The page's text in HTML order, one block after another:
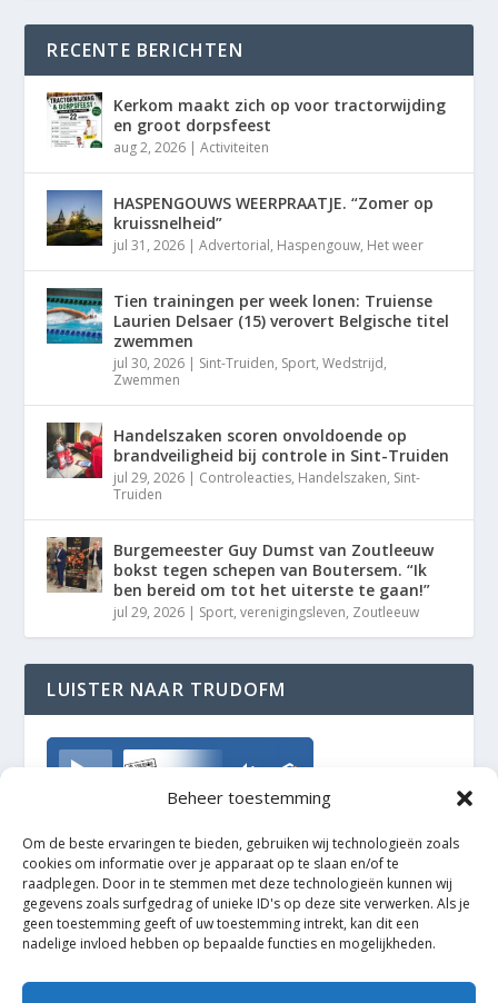
Beheer toestemming
Om de beste ervaringen te bieden, gebruiken wij technologieën zoals
cookies om informatie over je apparaat op te slaan en/of te
raadplegen. Door in te stemmen met deze technologieën kunnen wij
gegevens zoals surfgedrag of unieke ID's op deze site verwerken. Als je
geen toestemming geeft of uw toestemming intrekt, kan dit een
nadelige invloed hebben op bepaalde functies en mogelijkheden.
RECENTE BERICHTEN
Kerkom maakt zich op voor tractorwijding
en groot dorpsfeest
aug 2, 2026 |Activiteiten
HASPENGOUWS WEERPRAATJE. “Zomer op
kruissnelheid”
jul 31, 2026 |Advertorial, Haspengouw, Het weer
Tien trainingen per week lonen: Truiense
Laurien Delsaer (15) verovert Belgische titel
zwemmen
jul 30, 2026 | Sint-Truiden, Sport,Wedstrijd,
Zwemmen
Handelszaken scoren onvoldoende op
brandveiligheid bij controle in Sint-Truiden
jul 29, 2026 | Controleacties, Handelszaken, Sint-
Truiden
Burgemeester Guy Dumst van Zoutleeuw
bokst tegen schepen van Boutersem. “Ik
ben bereid om tot het uiterste te gaan!”
jul 29, 2026 | Sport,verenigingsleven, Zoutleeuw
LUISTER NAAR TRUDOFM
TrudoFM